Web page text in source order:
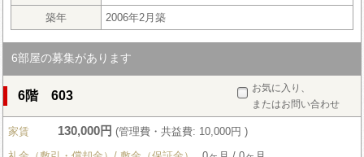
築年
2006年2月築
6部屋の募集があります
お気に入り、
またはお問い合わせ
6階 603
家賃 130,000円 (管理費・共益費: 10,000円 )